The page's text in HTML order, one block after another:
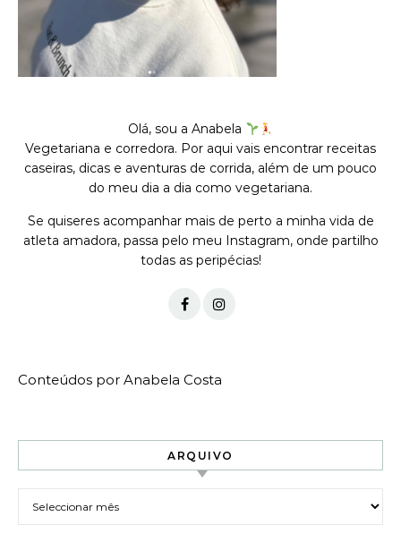
Olá, sou a Anabela
Vegetariana e corredora. Por aqui vais encontrar receitas
caseiras, dicas e aventuras de corrida, além de um pouco
do meu dia a dia como vegetariana.
Se quiseres acompanhar mais de perto a minha vida de
atleta amadora, passa pelo meu Instagram, onde partilho
todas as peripécias!
Conteúdos por Anabela Costa
ARQUIVO